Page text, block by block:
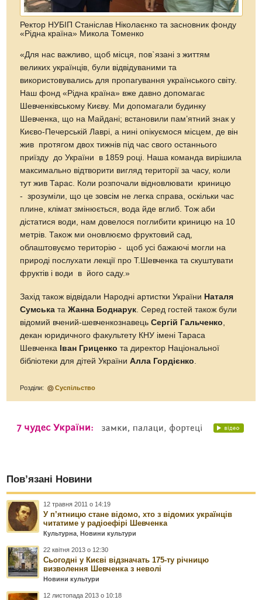
Ректор НУБІП Станіслав Ніколаєнко та засновник фонду
«Рідна країна» Микола Томенко
«Для нас важливо, щоб місця, пов`язані з життям
великих українців, були відвідуваними та
використовувались для пропагування українського світу.
Наш фонд «Рідна країна» вже давно допомагає
Шевченківському Києву. Ми допомагали будинку
Шевченка, що на Майдані; встановили пам’ятний знак у
Києво-Печерській Лаврі, а нині опікуємося місцем, де він
жив протягом двох тижнів під час свого останнього
приїзду до України в 1859 році. Наша команда вирішила
максимально відтворити вигляд території за часу, коли
тут жив Тарас. Коли розпочали відновлювати криницю
- зрозуміли, що це зовсім не легка справа, оскільки час
плине, клімат змінюється, вода йде вглиб. Тож аби
дістатися води, нам довелося поглибити криницю на 10
метрів. Також ми оновлюємо фруктовий сад,
облаштовуємо територію - щоб усі бажаючі могли на
природі послухати лекції про Т.Шевченка та скуштувати
фруктів і води в його саду.»
Захід також відвідали Народні артистки України Наталя
Сумська таЖанна Боднарук . Серед гостей також були
відомий вчений-шевченкознавецьСергій Гальченко
декан юридичного факультету КНУ імені Тараса
Шевченка
Іван Гриценко та директор Національної
бібліотеки для дітей УкраїниАлла Гордієнко
Розділи: Суспільство
Пов’язані Новини
12 травня 2011 о 14:19
У п’ятницю стане відомо, хто з відомих українців
читатиме у радіоефірі Шевченка
Культурна ,Новини культури
22 квітня 2013 о 12:30
Сьогодні у Києві відзначать 175-ту річницю
визволення Шевченка з неволі
Новини культури
12 листопада 2013 о 10:18